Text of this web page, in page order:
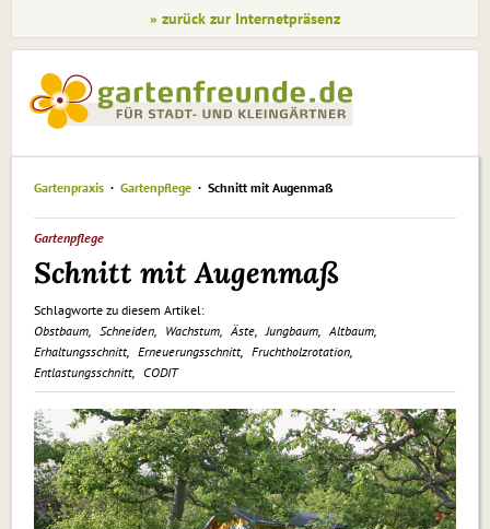
» zurück zur Internetpräsenz
Gartenpraxis Gartenpflege Schnitt mit Augenmaß
Gartenpflege
Schnitt mit Augenmaß
Schlagworte zu diesem Artikel:
Obstbaum
Schneiden Wachstum Äste Jungbaum
Altbaum
Erhaltungsschnitt
Erneuerungsschnitt
Fruchtholzrotation
Entlastungsschnitt
CODIT